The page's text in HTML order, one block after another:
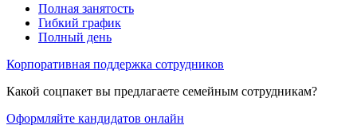
Полная занятость
Гибкий график
Полный день
Корпоративная поддержка сотрудников
Какой соцпакет вы предлагаете семейным сотрудникам?
Оформляйте кандидатов онлайн